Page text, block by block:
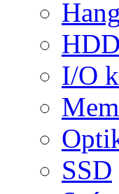
HDD
I/O
SSD